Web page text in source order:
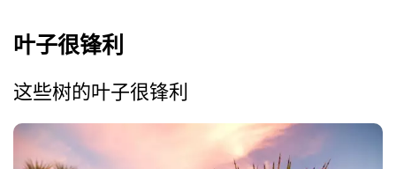
叶子很锋利
这些树的叶子很锋利